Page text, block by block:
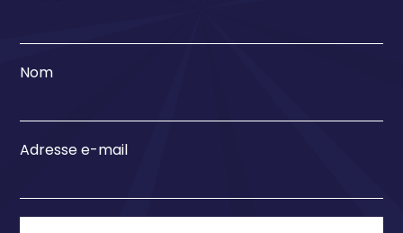
Nom
Adresse e-mail